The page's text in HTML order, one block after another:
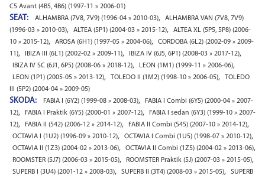
C5 Avant (4B5, 4B6) (1997-11 » 2006-01)
SEAT: ALHAMBRA (7V8, 7V9) (1996-04 » 2010-03),
ALHAMBRA VAN (7V8, 7V9)
(1996-03 » 2010-03), ALTEA (5P1) (2004-03 » 2015-12),
ALTEA XL (5P5, 5P8) (2006-
10 » 2015-12), AROSA (6H1) (1997-05 » 2004-06),
CORDOBA (6L2) (2002-09 » 2009-
11), IBIZA III (6L1) (2002-02 » 2009-11), IBIZA IV (6J5, 6P1) (2008-03 » 2017-12),
IBIZA IV SC (6J1, 6P5) (2008-06 » 2018-12), LEON (1M1) (1999-11 » 2006-06),
LEON (1P1) (2005-05 » 2013-12), TOLEDO II (1M2) (1998-10 » 2006-05),
TOLEDO
III (5P2) (2004-04 » 2009-05)
SKODA: FABIA I (6Y2) (1999-08 » 2008-03),
FABIA I Combi (6Y5) (2000-04 » 2007-
12), FABIA I Praktik (6Y5) (2000-01 » 2007-12),
FABIA I sedan (6Y3) (1999-10 » 2007-
12), FABIA II (542) (2006-12 » 2014-12), FABIA II Combi (545) (2007-10 » 2014-12),
OCTAVIA I (1U2) (1996-09 » 2010-12), OCTAVIA I Combi (1U5) (1998-07 » 2010-12),
OCTAVIA II (1Z3) (2004-02 » 2013-06), OCTAVIA II Combi (1Z5) (2004-02 » 2013-06),
ROOMSTER (5J7) (2006-03 » 2015-05), ROOMSTER Praktik (5J) (2007-03 » 2015-05),
SUPERB I (3U4) (2001-12 » 2008-03), SUPERB II (3T4) (2008-03 » 2015-05), SUPERB